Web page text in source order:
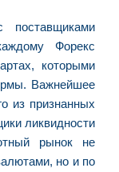
поставщиками
Форекс
которыми
Важнейшее
из признанных
ликвидности
рынок не
но и по